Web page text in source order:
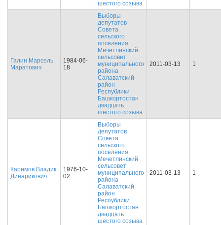
шестого созыва
Галин Марсель
Маратович
1984-06-
18
Выборы
депутатов
Совета
сельского
поселения
Мечетлинский
сельсовет
муниципального
района
Салаватский
район
Республики
Башкортостан
двадцать
шестого созыва
2011-03-13 1
Каримов Владик
Динарикович
1976-10-
02
Выборы
депутатов
Совета
сельского
поселения
Мечетлинский
сельсовет
муниципального
района
Салаватский
район
Республики
Башкортостан
двадцать
шестого созыва
2011-03-13 1